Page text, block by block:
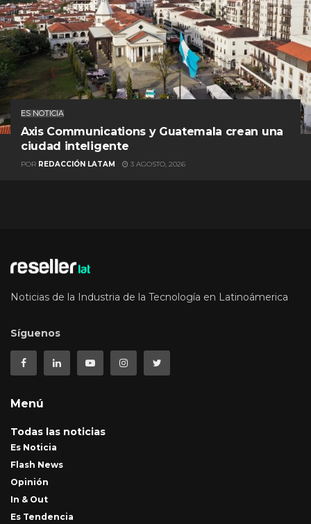
ES NOTICIA
Axis Communications y Guatemala crean una
ciudad inteligente
POR REDACCIÓN LATAM 3 AGOSTO, 2026
Noticias de la Industria de la Tecnología en Latinoámerica
Síguenos
Menú
Todas las noticias
Es Noticia
Flash News
Opinión
In & Out
Es Tendencia